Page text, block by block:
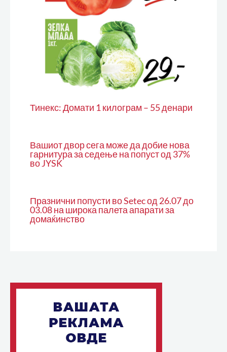
Тинекс: Домати 1 килограм – 55 денари
Вашиот двор сега може да добие нова
гарнитура за седење на попуст од 37%
во JYSK
Празнични попусти во Setec од 26.07 до
03.08 на широка палета апарати за
домаќинство